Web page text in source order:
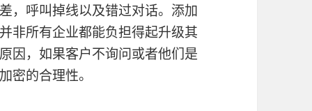
，呼叫掉线以及错过对话。添加
非所有企业都能负担得起升级其
因，如果客户不询问或者他们是
密的合理性。